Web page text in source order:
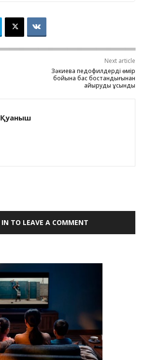
Next article
Зәкиева педофилдерді өмір
бойына бас бостандығынан
айыруды ұсынды
Қуаныш
IN TO LEAVE A COMMENT